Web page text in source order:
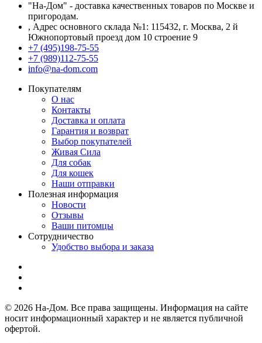
"На-Дом" - доставка качественных товаров по Москве и
пригородам.
, Адрес основного склада №1: 115432, г. Москва, 2 й
Южнопортовый проезд дом 10 строение 9
+7 (495)198-75-55
+7 (989)112-75-55
info@na-dom.com
Покупателям
О нас
Контакты
Доставка и оплата
Гарантия и возврат
Выбор покупателей
Живая Сила
Для собак
Для кошек
Наши отправки
Полезная информация
Новости
Отзывы
Ваши питомцы
Сотрудничество
Удобство выбора и заказа
© 2026 На-Дом. Все права защищены. Информация на сайте
носит информационный характер и не является публичной
офертой.